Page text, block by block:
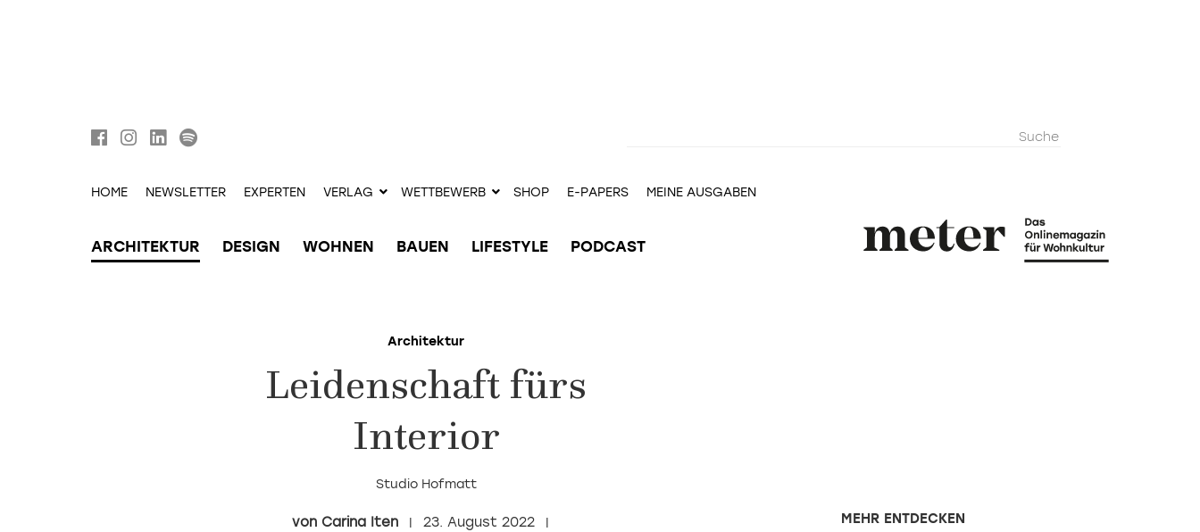
HOME NEWSLETTER EXPERTEN VERLAG WETTBEWERB SHOP E-PAPERS MEINE AUSGABEN
ARCHITEKTUR DESIGN WOHNEN BAUEN LIFESTYLE PODCAST
Architektur
Leidenschaft fürs
Interior
Studio Hofmatt
Carina Iten 23. August 2022 MEHR ENTDECKEN